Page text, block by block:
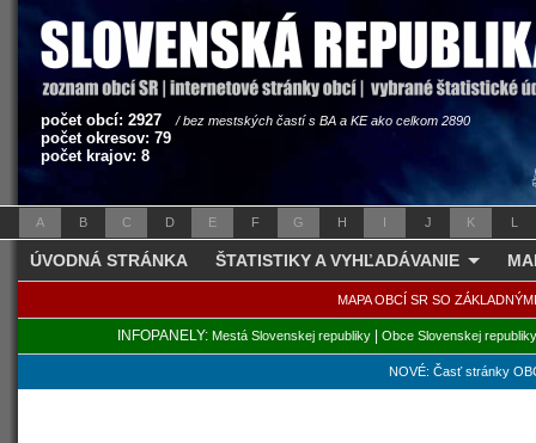
počet obcí: 2927 / bez mestských častí s BA a KE ako celkom 2890
počet okresov: 79
počet krajov: 8
A B C D E F G H I J K L
ÚVODNÁ STRÁNKA ŠTATISTIKY A VYHĽADÁVANIE
MAPA OBCÍ SR SO
INFOPANELY: Mestá Slovenskej republiky| Obce Slovenskej republiky
NOVÉ: Časť stránky